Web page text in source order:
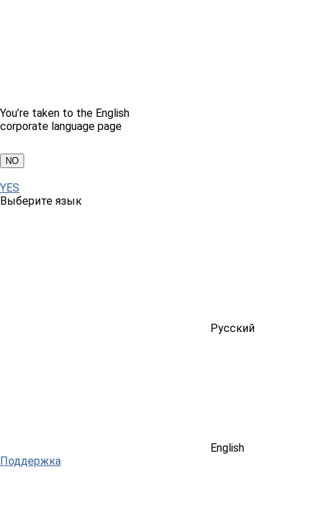
You’re taken to the English
corporate language page
NO
YES
Выберите язык
Русский
English
Поддержка